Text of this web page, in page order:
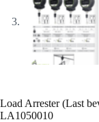
Load Arrester (Last
LA1050010